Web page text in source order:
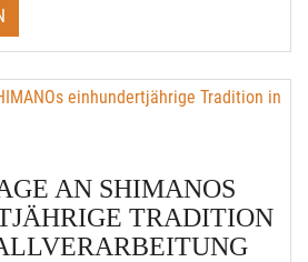
AN SHIMANOS
TRADITION